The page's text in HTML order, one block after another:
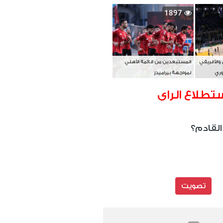
بطل آسيا
والأفريقي
1897
المستبعدين من قائمة الأهلي
لمواجهة بيراميدز
الراى
تصويت